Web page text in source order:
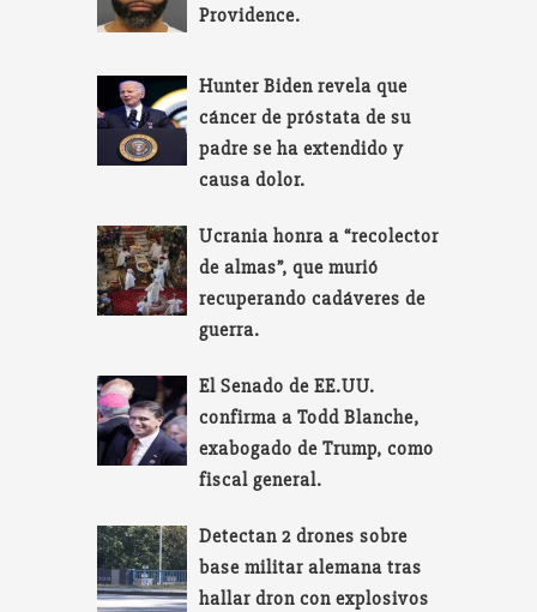
Providence.
Hunter Biden revela que
cáncer de próstata de su
padre se ha extendido y
causa dolor.
Ucrania honra a “recolector
de almas”, que murió
recuperando cadáveres de
guerra.
El Senado de EE.UU.
confirma a Todd Blanche,
exabogado de Trump, como
fiscal general.
Detectan 2 drones sobre
base militar alemana tras
hallar dron con explosivos